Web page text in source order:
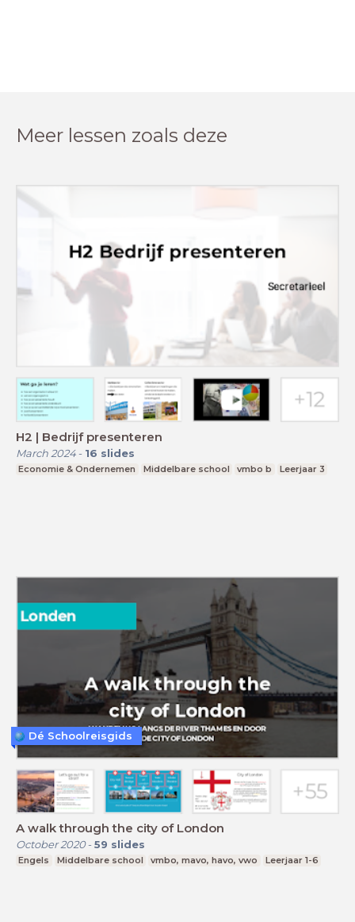
Meer lessen zoals deze
H2 | Bedrijf presenteren
March 2024- 16 slides
Economie & Ondernemen Middelbare school vmbo b Leerjaar 3
A walk through the city of London
October 2020- 59 slides
Engels Middelbare school vmbo, mavo, havo, vwo Leerjaar 1-6
Dé Schoolreisgids